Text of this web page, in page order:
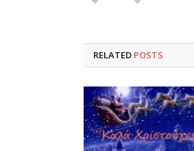
RELATED POSTS